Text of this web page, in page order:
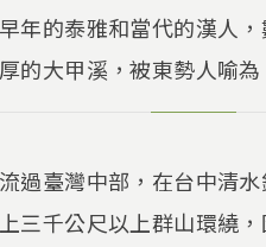
年的泰雅和當代的漢人
的大甲溪，被東勢人喻為
過臺灣中部，在台中清
三千公尺以上群山環繞